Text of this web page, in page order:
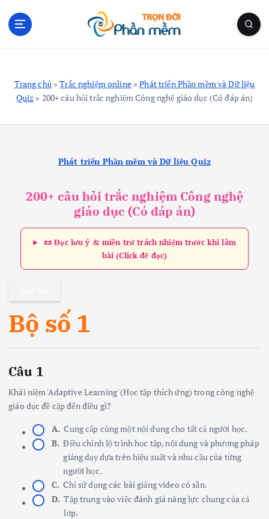
Trang chủ»Trắc nghiệm online»Phát triển Phần mềm và Dữ liệu
Quiz » 200+ câu hỏi trắc nghiệm Công nghệ giáo dục (Có đáp án)
Phát triển Phần mềm và Dữ liệu Quiz
200+ câu hỏi trắc nghiệm Công nghệ
giáo dục (Có đáp án)
📜 Đọc lưu ý & miễn trừ trách nhiệm trước khi làm
bài (Click để đọc)
Bộ số 1
Câu 1
Khái niệm 'Adaptive Learning' (Học tập thích ứng) trong công nghệ
giáo dục đề cập đến điều gì?
A. Cung cấp cùng một nội dung cho tất cả người học.
B. Điều chỉnh lộ trình học tập, nội dung và phương pháp
giảng dạy dựa trên hiệu suất và nhu cầu của từng
người học.
C. Chỉ sử dụng các bài giảng video có sẵn.
D. Tập trung vào việc đánh giá năng lực chung của cả
lớp.